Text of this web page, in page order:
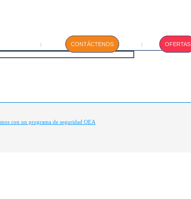
| CONTÁCTENOS | OFERTAS
con un programa de seguridad OEA